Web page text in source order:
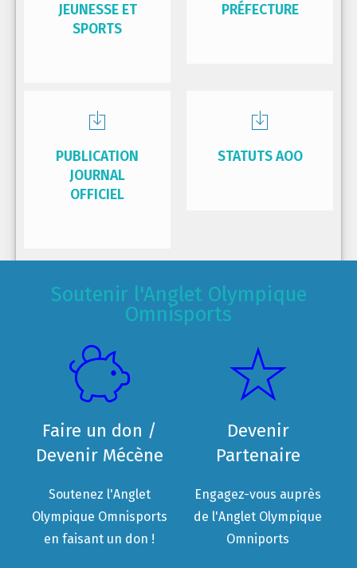
JEUNESSE ET
SPORTS
PRÉFECTURE
PUBLICATION
JOURNAL
OFFICIEL
STATUTS AOO
Soutenir l'Anglet Olympique
Omnisports
Faire un don /
Devenir Mécène
Soutenez l'Anglet
Olympique Omnisports
en faisant un don !
Devenir
Partenaire
Engagez-vous auprès
de l'Anglet Olympique
Omniports